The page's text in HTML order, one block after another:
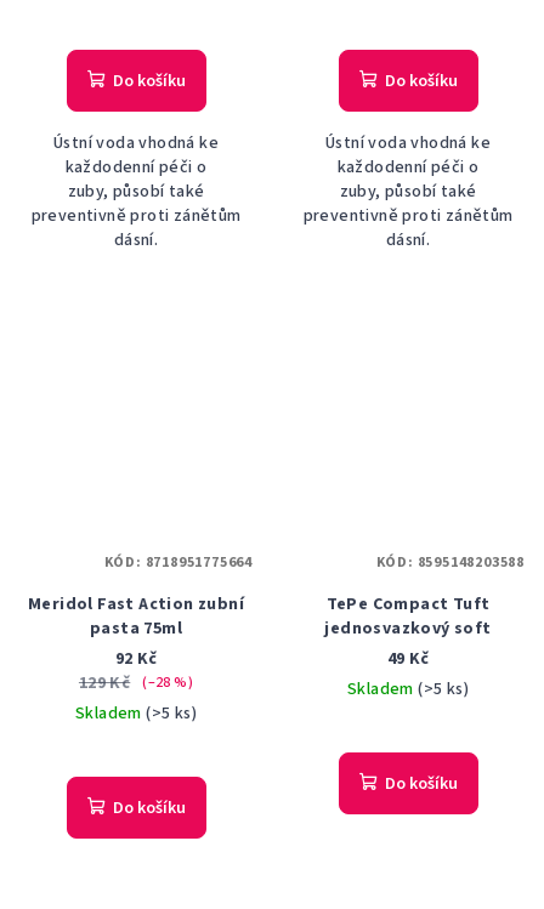
Do košíku
Ústní voda vhodná ke
každodenní péči o
zuby, působí také
preventivně proti zánětům
dásní.
Do košíku
Ústní voda vhodná ke
každodenní péči o
zuby, působí také
preventivně proti zánětům
dásní.
Meridol Fast Action zubní
pasta 75ml
92 Kč
129 Kč (–28 %)
Skladem(>5 ks)
Do košíku
KÓD: 8718951775664
TePe Compact Tuft
jednosvazkový soft
49 Kč
Skladem(>5 ks)
hodnocení
produktu
Do košíku
KÓD: 8595148203588